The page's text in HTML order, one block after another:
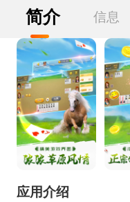
简介 信息
应用介绍